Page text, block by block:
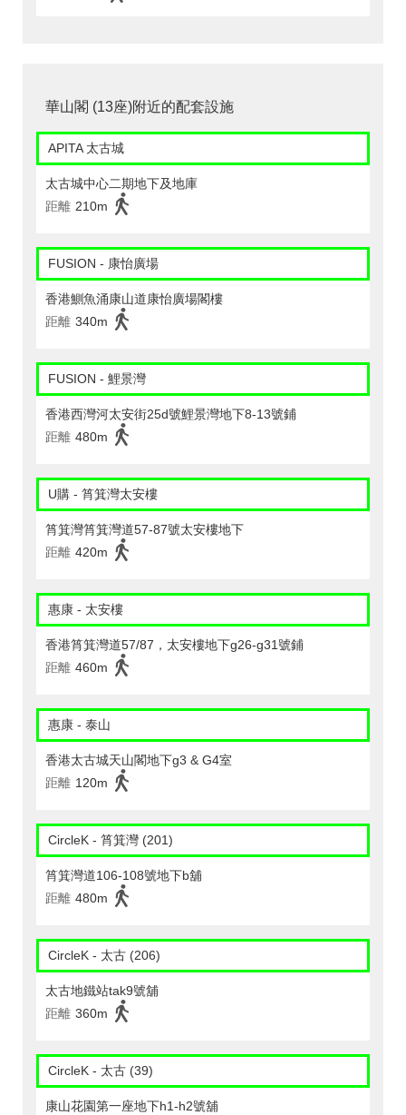
華山閣 (13座)附近的配套設施
APITA 太古城
太古城中心二期地下及地庫
距離 210m
FUSION - 康怡廣場
香港鰂魚涌康山道康怡廣場閣樓
距離 340m
FUSION - 鯉景灣
香港西灣河太安街25d號鯉景灣地下8-13號鋪
距離 480m
U購 - 筲箕灣太安樓
筲箕灣筲箕灣道57-87號太安樓地下
距離 420m
惠康 - 太安樓
香港筲箕灣道57/87，太安樓地下g26-g31號鋪
距離 460m
惠康 - 泰山
香港太古城天山閣地下g3 & G4室
距離 120m
CircleK - 筲箕灣 (201)
筲箕灣道106-108號地下b舖
距離 480m
CircleK - 太古 (206)
太古地鐵站tak9號舖
距離 360m
CircleK - 太古 (39)
康山花園第一座地下h1-h2號舖